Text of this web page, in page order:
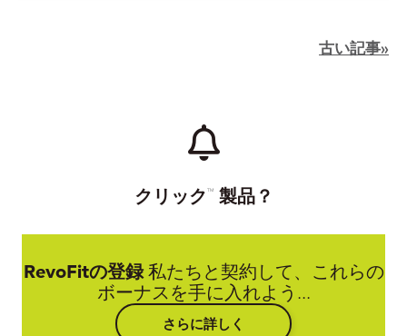
古い記事»
クリック TM製品？
RevoFitの登録私たちと契約して、これらの
ボーナスを手に入れよう...
さらに詳しく